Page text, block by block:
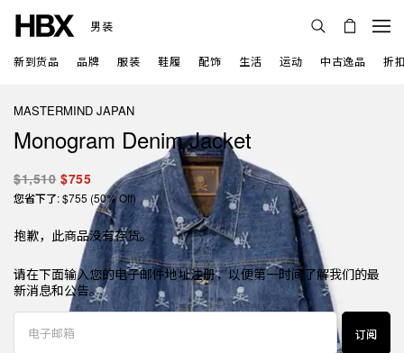
男装
新到货品 品牌 服装 鞋履 配饰 生活 运动 中古逸品 折
MASTERMIND JAPAN
Monogram Denim Jacket
$1,510 $755
您省下了: $755 (50% Off)
抱歉，此商品没有存货。
请在下面输入您的电子邮件地址注册，以便第一时间了解我们的最
新消息和公告。
订阅